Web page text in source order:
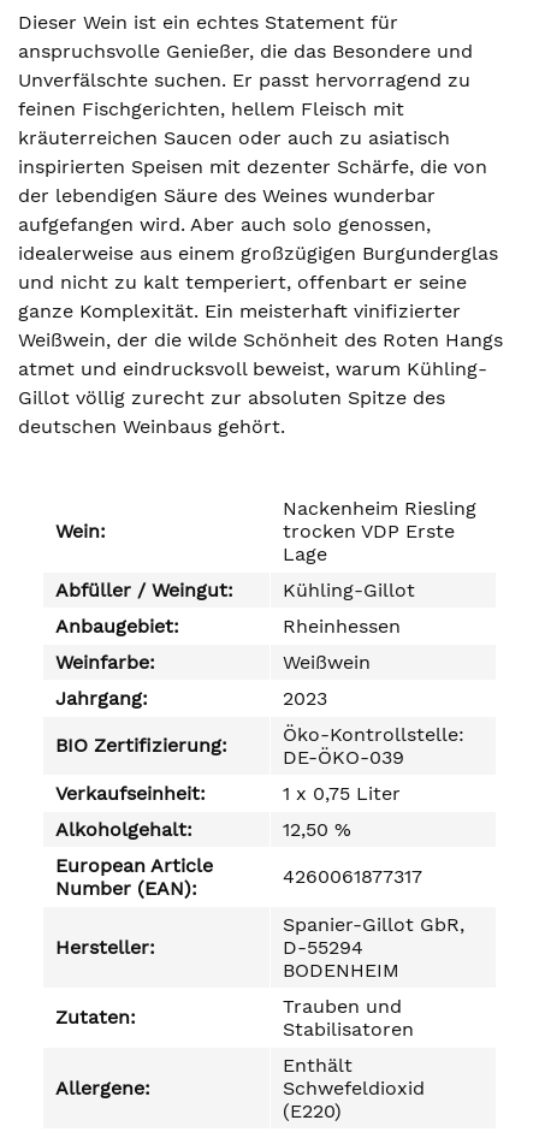
Dieser Wein ist ein echtes Statement für
anspruchsvolle Genießer, die das Besondere und
Unverfälschte suchen. Er passt hervorragend zu
feinen Fischgerichten, hellem Fleisch mit
kräuterreichen Saucen oder auch zu asiatisch
inspirierten Speisen mit dezenter Schärfe, die von
der lebendigen Säure des Weines wunderbar
aufgefangen wird. Aber auch solo genossen,
idealerweise aus einem großzügigen Burgunderglas
und nicht zu kalt temperiert, offenbart er seine
ganze Komplexität. Ein meisterhaft vinifizierter
Weißwein, der die wilde Schönheit des Roten Hangs
atmet und eindrucksvoll beweist, warum Kühling-
Gillot völlig zurecht zur absoluten Spitze des
deutschen Weinbaus gehört.
Wein:
Nackenheim Riesling
trocken VDP Erste
Lage
Abfüller / Weingut:
Kühling-Gillot
Anbaugebiet:
Rheinhessen
Weinfarbe:
Weißwein
Jahrgang:
2023
BIO Zertifizierung:
Öko-Kontrollstelle:
DE-ÖKO-039
Verkaufseinheit:
1 x 0,75 Liter
Alkoholgehalt:
12,50 %
European Article
Number (EAN):
4260061877317
Hersteller:
Spanier-Gillot GbR,
D-55294
BODENHEIM
Zutaten:
Trauben und
Stabilisatoren
Allergene:
Enthält
Schwefeldioxid
(E220)